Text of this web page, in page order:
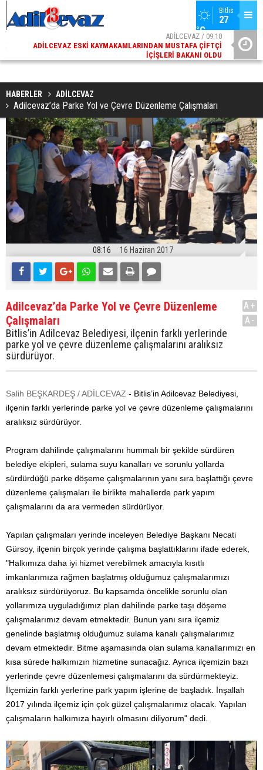
Bitlis
27
°C
ADİLCEVAZ / 09:10
ADILCEVAZ ESKI KAYMAKAMLARINDAN MUSTAFA ÇIFTÇI
İÇIŞLERI BAKANI OLDU
HABERLER ADİLCEVAZ
Adilcevaz’da Parke Yol ve Çevre Düzenleme Çalışmaları
08:16 16 Haziran 2017
Adilcevaz’da Parke Yol ve Çevre Düzenleme
Çalışmaları
Bitlis’in Adilcevaz Belediyesi, ilçenin farklı yerlerinde
parke yol ve çevre düzenleme çalışmalarını aralıksız
sürdürüyor.
A+
A-
Salih BEŞKARDEŞ / ADİLCEVAZ - Bitlis’in Adilcevaz Belediyesi,
ilçenin farklı yerlerinde parke yol ve çevre düzenleme çalışmalarını
aralıksız sürdürüyor.
Program dahilinde çalışmalarını hummalı bir şekilde sürdüren
belediye ekipleri, sulama suyu kanalları ve sorunlu yollarda
sürdürdüğü parke döşeme çalışmalarının yanı sıra başlattığı çevre
düzenleme çalışmaları ile birlikte mahallerde park yapım
çalışmalarını da ara vermeden sürdürüyor.
Yapılan çalışmaları yerinde inceleyen Belediye Başkanı Necati
Gürsoy, ilçenin birçok yerinde çalışma başlattıklarını ifade ederek,
"Halkımıza daha iyi hizmet verebilmek amacıyla kısıtlı
imkanlarımıza rağmen başlatmış olduğumuz çalışmalarımızı
aralıksız sürdürüyoruz. Bu kapsamda öncelikle sorunlu olan
yollarımıza uyguladığımız plan dahilinde parke taşı döşeme
çalışmalarımız devam etmektedir. Bunun yanı sıra ilçemiz
genelinde başlatmış olduğumuz sulama kanalı çalışmalarımız
devam etmektedir. Bitme aşamasında olan sulama kanallarımızı en
kısa sürede halkımızın hizmetine sunacağız. Ayrıca ilçemizin bazı
yerlerinde çevre düzenlemesi çalışmalarını da sürdürmekteyiz.
İlçemizin farklı yerlerine park yapım işlerine de başladık. İnşallah
2017 yılında ilçemiz için çok güzel çalışmalarımız olacak. Yapılan
çalışmaların halkımıza hayırlı olmasını diliyorum" dedi.